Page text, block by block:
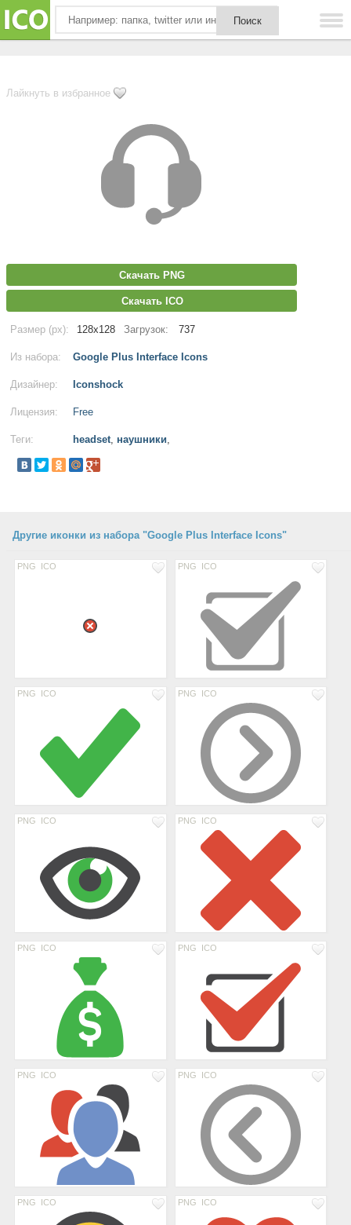
Лайкнуть в избранное
Скачать PNG
Скачать ICO
Размер (px): 128x128 Загрузок: 737
Из набора: Google Plus Interface Icons
Дизайнер: Iconshock
Лицензия: Free
Теги: headset, наушники,
Другие иконки из набора "Google Plus Interface Icons"
PNG ICO PNG ICO
PNG ICO PNG ICO
PNG ICO PNG ICO
PNG ICO PNG ICO
PNG ICO PNG ICO
PNG ICO PNG ICO